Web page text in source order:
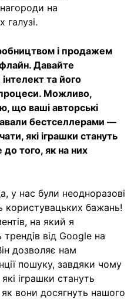
на
галузі.
і продажем
Давайте
та його
процеси. Можливо,
що ваші авторські
бестселлерами —
які іграшки стануть
до того, як на них
у нас були неодноразові
користувацьких бажань!
на який я
від Google на
дозволяє нам
пошуку, завдяки чому
іграшки стануть
вони досягнуть нашого